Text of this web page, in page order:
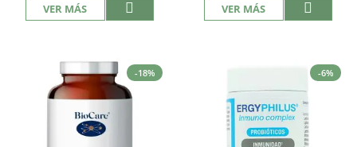
VER MÁS VER MÁS
-18% -6%